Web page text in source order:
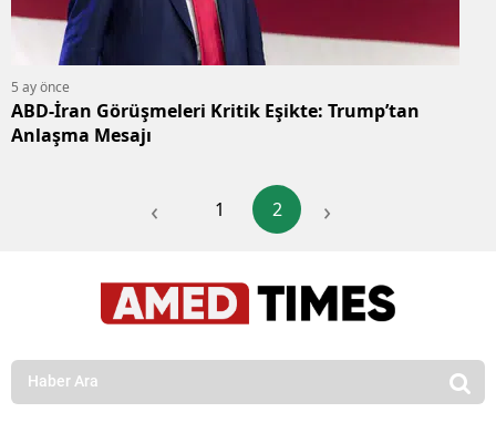
5 ay önce
ABD-İran Görüşmeleri Kritik Eşikte: Trump’tan
Anlaşma Mesajı
‹ 1 2 ›